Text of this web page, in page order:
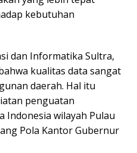
kebutuhan
dan Informatika Sultra,
kualitas data sangat
daerah. Hal itu
penguatan
Indonesia wilayah Pulau
Pola Kantor Gubernur